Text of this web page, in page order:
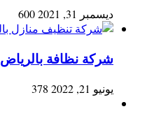
ديسمبر 31, 2021 600
شركة نظافة بالرياض
يونيو 21, 2022 378